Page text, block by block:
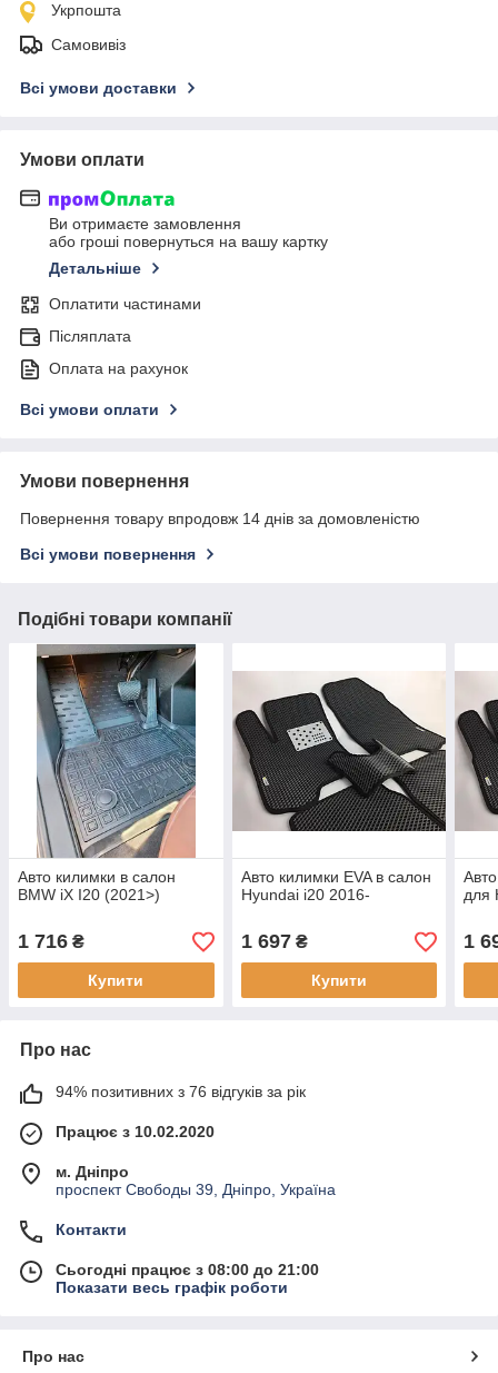
Укрпошта
Самовивіз
Всі умови доставки
Умови оплати
Ви отримаєте замовлення
або гроші повернуться на вашу картку
Детальніше
Оплатити частинами
Післяплата
Оплата на рахунок
Всі умови оплати
Умови повернення
Повернення товару впродовж 14 днів за домовленістю
Всі умови повернення
Подібні товари компанії
Авто килимки в салон
BMW iX I20 (2021>)
1 716 ₴
Купити
Авто килимки EVA в салон
Hyundai i20 2016-
1 697₴
Купити
для
1
Про нас
94% позитивних з 76 відгуків за рік
Працює з 10.02.2020
м. Дніпро
проспект Свободы 39, Дніпро, Україна
Контакти
Сьогодні працює з 08:00 до 21:00
Показати весь графік роботи
Про нас